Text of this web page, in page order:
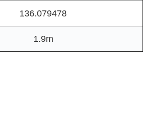
136.079478
1.9m